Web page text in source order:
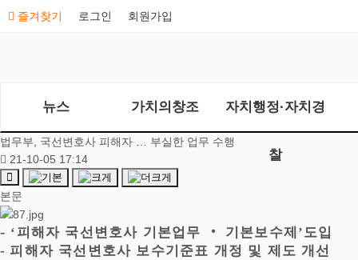
즐겨찾기 로그인 회원가입
뉴스 가치의창조 자치행정·자치경
찰
법무부, 국선변호사 피해자 … 부실한 업무 수행
21-10-05 17:14
본문
- ‘ 피해자 국선변호사 기본업무 ‧ 기본보수제 ’도입
- 피해자 국선변호사 보수기준표 개정 및 제도 개선